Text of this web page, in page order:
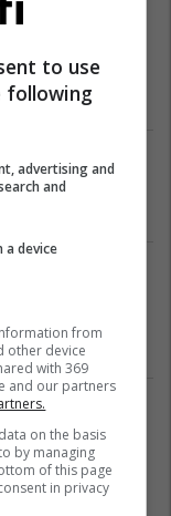
me fytyrë për
kur vogëlushja
(Video)
tokë -
pa lëndime
to use
following
advertising and
and
device
from
other device
with 369
and our partners
on the basis
by managing
of this page
in privacy